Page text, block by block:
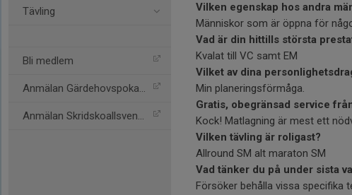
Tävling
Bli medlem
Anmälan Gärdehovspokalen
Anmälan Skridskoallsvensk
Vilken egenskap hos andra
Människor som är öppna för
Vad är din hittills största
Kvalat till VC samt EM
Vilket av dina
Min planeringsförmåga.
Gratis, obegränsad service
Kock! Matlagning är mest ett
Vilken tävling är roligast?
Allround SM alt maraton SM
Vad tänker du på under sista
Försöker behålla vissa specifika